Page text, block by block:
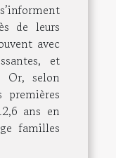
de leurs
avec
et
Or, selon
premières
ans en
familles